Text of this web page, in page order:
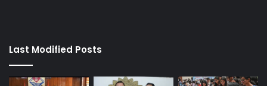
Last Modified Posts